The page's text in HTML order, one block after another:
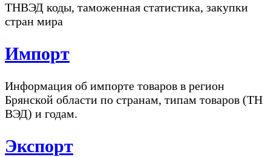
ТНВЭД коды, таможенная статистика, закупки
стран мира
Импорт
Информация об импорте товаров в регион
Брянской области по странам, типам товаров (ТН
ВЭД) и годам.
Экспорт